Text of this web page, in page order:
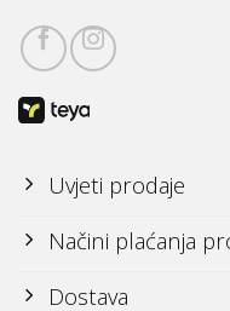
Uvjeti prodaje
Načini plaćanja
Dostava